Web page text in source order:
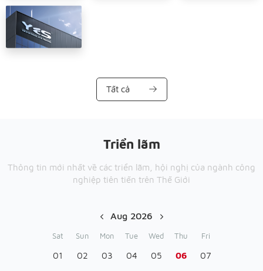
Tất cả
Triển lãm
Thông tin mới nhất về các triển lãm, hội nghị của ngành công
nghiệp tiên tiến trên Thế Giới
Aug 2026
Sat Sun Mon Tue Wed Thu Fri
01 02 03 04 05 06 07